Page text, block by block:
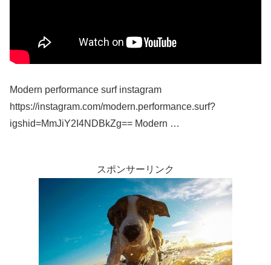
Modern performance surf instagram
https://instagram.com/modern.performance.surf?
igshid=MmJiY2I4NDBkZg== Modern …
スポンサーリンク